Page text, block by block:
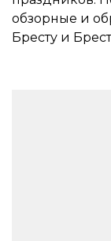
обзорные и
Бресту и